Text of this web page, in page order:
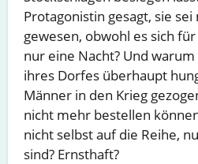
Protagonistin gesagt, sie
gewesen, obwohl es sich
nur eine Nacht? Und
ihres Dorfes überhaupt
Männer in den Krieg
nicht mehr bestellen
nicht selbst auf die Reihe,
sind? Ernsthaft?